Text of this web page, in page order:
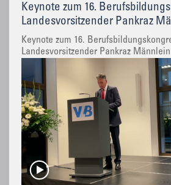
Keynote zum 16.
Landesvorsitzender Pankraz
Keynote zum 16.
Landesvorsitzender Pankraz Männlein